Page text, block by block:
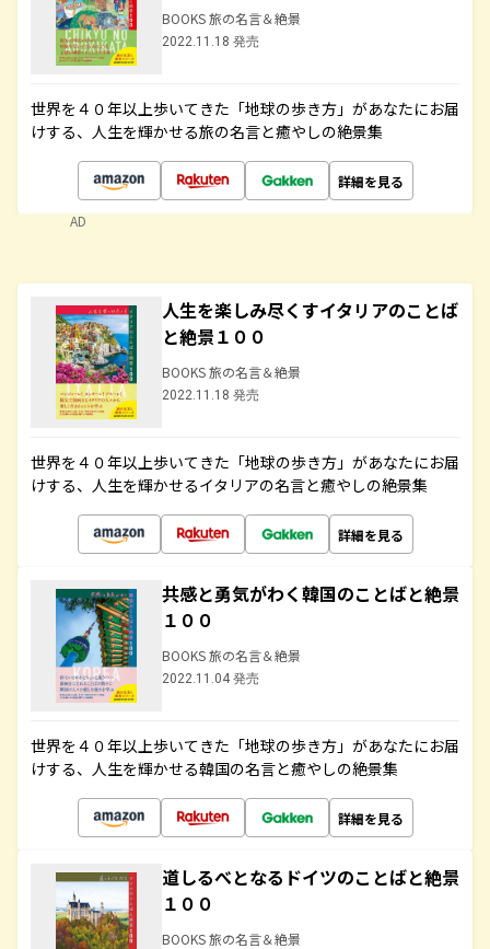
BOOKS 旅の名言＆絶景
2022.11.18 発売
世界を４０年以上歩いてきた「地球の歩き方」があなたにお届
けする、人生を輝かせる旅の名言と癒やしの絶景集
詳細を見る
AD
人生を楽しみ尽くすイタリアのことば
と絶景１００
BOOKS 旅の名言＆絶景
2022.11.18 発売
世界を４０年以上歩いてきた「地球の歩き方」があなたにお届
けする、人生を輝かせるイタリアの名言と癒やしの絶景集
詳細を見る
共感と勇気がわく韓国のことばと絶景
１００
BOOKS 旅の名言＆絶景
2022.11.04 発売
世界を４０年以上歩いてきた「地球の歩き方」があなたにお届
けする、人生を輝かせる韓国の名言と癒やしの絶景集
詳細を見る
道しるべとなるドイツのことばと絶景
１００
BOOKS 旅の名言＆絶景